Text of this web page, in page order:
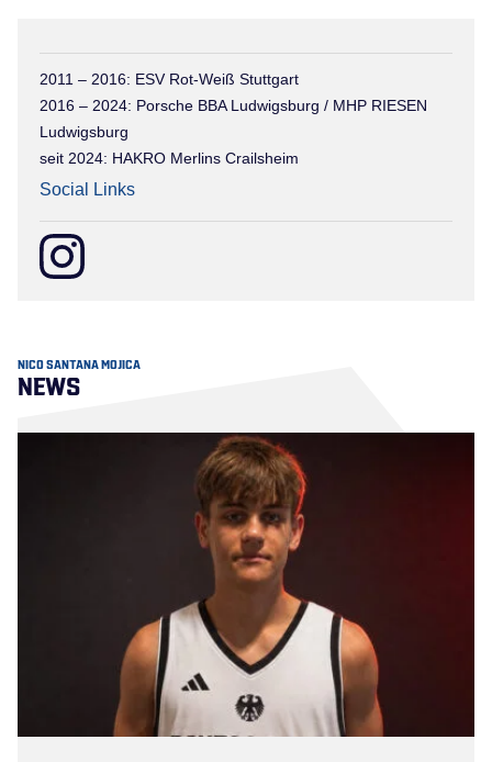
2011 – 2016: ESV Rot-Weiß Stuttgart
2016 – 2024: Porsche BBA Ludwigsburg / MHP RIESEN
Ludwigsburg
seit 2024: HAKRO Merlins Crailsheim
Social Links
NICO SANTANA MOJICA
NEWS